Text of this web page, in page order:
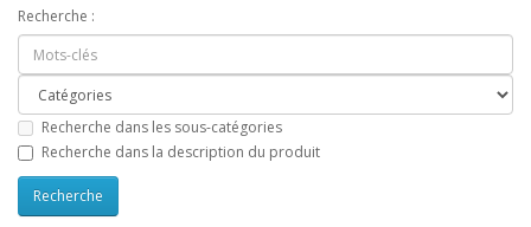
Recherche :
Recherche dans les sous-catégories
Recherche dans la description du produit